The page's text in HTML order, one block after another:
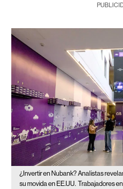
¿Invertir en Nubank? Analistas
su movida en EE.UU. Trabajadores